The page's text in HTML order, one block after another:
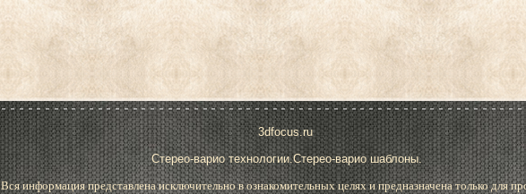
3dfocus.ru
Стерео-варио технологии.Стерео-варио шаблоны.
Вся информация представлена исключительно в ознакомительных целях и предназначена только для